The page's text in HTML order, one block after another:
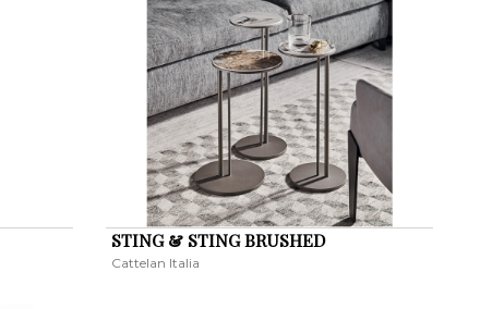
STING & STING BRUSHED
Cattelan Italia